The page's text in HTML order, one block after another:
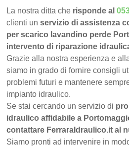
La nostra ditta che risponde al
clienti unservizio di assistenza
per scarico lavandino perde
intervento di riparazione
Grazie alla nostra esperienza e
siamo in grado di fornire consigli
problemi futuri e mantenere
impianto idraulico.
Se stai cercando un servizio di
idraulico affidabile a
contattare FerraraIdraulico.it al
Siamo pronti ad intervenire in